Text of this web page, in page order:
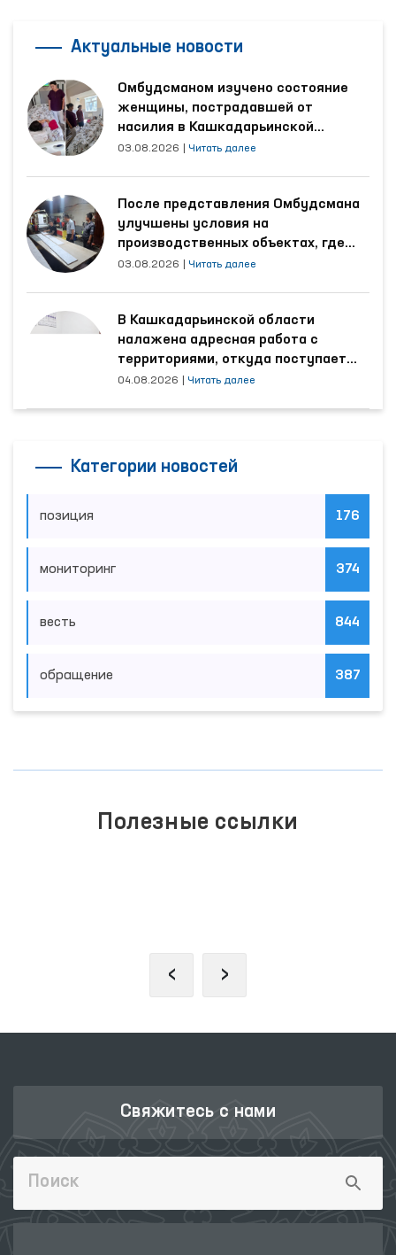
Актуальные новости
Омбудсманом изучено состояние
женщины, пострадавшей от
насилия в Кашкадарьинской
области
03.08.2026 Читать далее
После представления Омбудсмана
улучшены условия на
производственных объектах, где
трудятся осуждённые
03.08.2026 Читать далее
В Кашкадарьинской области
налажена адресная работа с
территориями, откуда поступает
наибольшее количество обращений
04.08.2026 Читать далее
Категории новостей
позиция 176
мониторинг 374
весть 844
обращение 387
Полезные ссылки
‹ ›
Свяжитесь с нами